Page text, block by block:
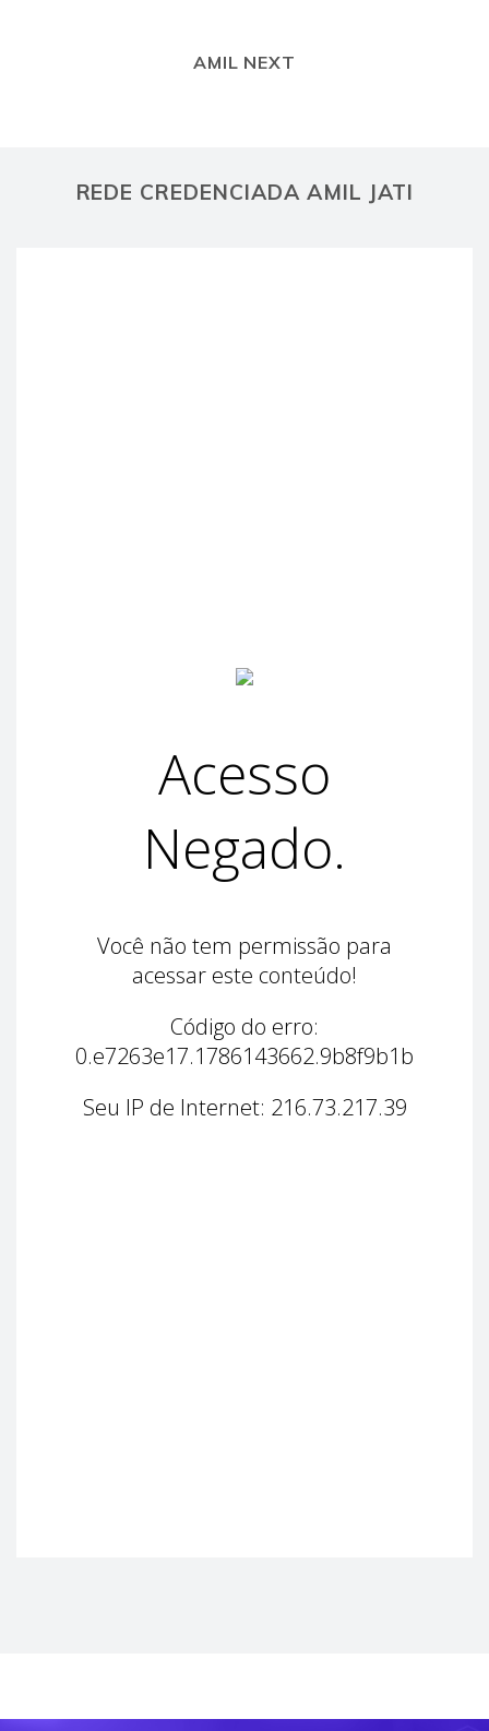
AMIL NEXT
REDE CREDENCIADA AMIL JATI